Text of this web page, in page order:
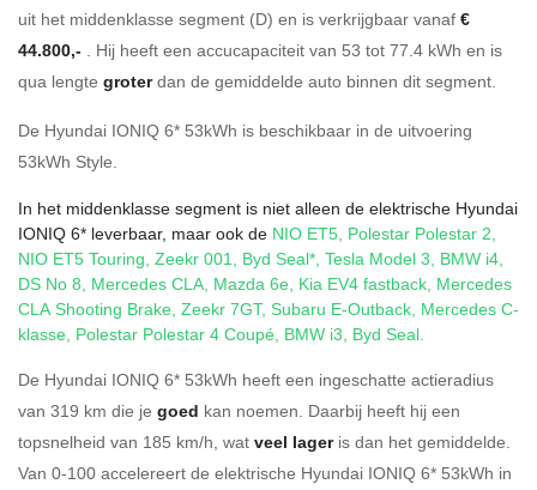
uit het middenklasse segment (D) en is verkrijgbaar vanaf €
44.800,- . Hij heeft een accucapaciteit van 53 tot 77.4 kWh en is
qua lengte groterdan de gemiddelde auto binnen dit segment.
De Hyundai IONIQ 6* 53kWh is beschikbaar in de uitvoering
53kWh Style.
In het middenklasse segment is niet alleen de elektrische Hyundai
IONIQ 6* leverbaar, maar ook de NIO ET5, Polestar Polestar 2,
NIO ET5 Touring, Zeekr 001, Byd Seal*, Tesla Model 3, BMW i4,
DS No 8, Mercedes CLA, Mazda 6e, Kia EV4 fastback, Mercedes
CLA Shooting Brake, Zeekr 7GT, Subaru E-Outback, Mercedes C-
klasse, Polestar Polestar 4 Coupé, BMW i3, Byd Seal.
De Hyundai IONIQ 6* 53kWh heeft een ingeschatte actieradius
van 319 km die je goed kan noemen. Daarbij heeft hij een
topsnelheid van 185 km/h, wat veel lageris dan het gemiddelde.
Van 0-100 accelereert de elektrische Hyundai IONIQ 6* 53kWh in